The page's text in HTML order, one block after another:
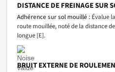
DISTANCE DE FREINAGE SUR
Adhérence sur sol mouillé : Évalue
route mouillée, noté de la distance
longue [E].
BRUIT EXTERNE DE